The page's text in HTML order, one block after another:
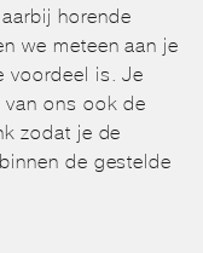
horende
we meteen aan je
voordeel is. Je
ons ook de
zodat je de
de gestelde